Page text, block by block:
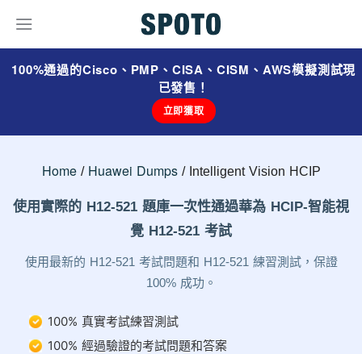
100%通過的Cisco、PMP、CISA、CISM、AWS模擬測試現
已發售！
立即獲取
Home Huawei Dumps Intelligent Vision HCIP
使用實際的 H12-521 題庫一次性通過華為 HCIP-智能視
覺 H12-521 考試
使用最新的 H12-521 考試問題和 H12-521 練習測試，保證
100% 成功。
100% 真實考試練習測試
100% 經過驗證的考試問題和答案